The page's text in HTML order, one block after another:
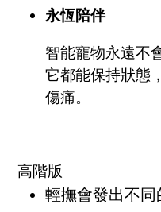
永恆陪伴
智能寵物永遠不
它都能保持狀態
傷痛。
高階版
輕撫會發出不同